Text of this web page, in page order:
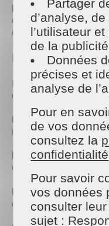
Inefficace sur
aux idées reçues,
désinfecte
Nos alternatives
Pour un intérieur
des produits
Le vinaigre blanc:
redoutable et un
Le bicarbonate de
désodoriser et
Le savon noir: Un
dégraisse et fait
Partager
d’analyse,
l’utilisateur
de la
Données
précises et
analyse de
Pour en
de vos
consultez la
confidentialité
Pour savoir
vos données
consulter
sujet :